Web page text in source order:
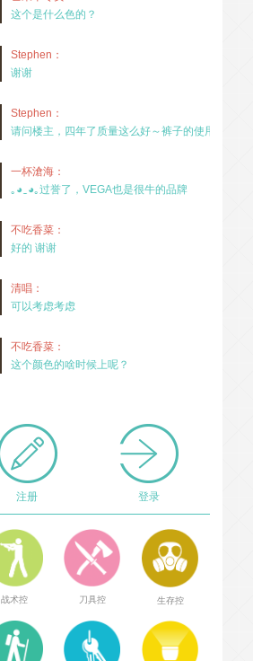
这个是什么色的？
Stephen：
谢谢
Stephen：
请问楼主，四年了质量这么好～裤子的使用率高吗？
一杯滄海：
｡◕‿◕｡过誉了，VEGA也是很牛的品牌
不吃香菜：
好的 谢谢
清唱：
可以考虑考虑
不吃香菜：
这个颜色的啥时候上呢？
注册 登录
战术控 刀具控 生存控